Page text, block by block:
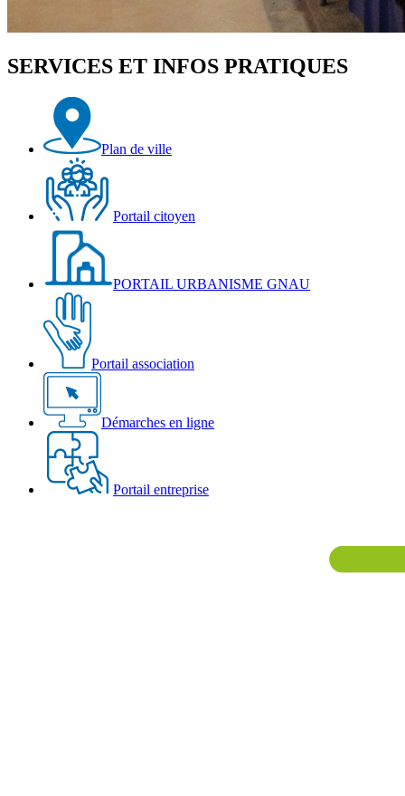
SERVICES ET INFOS PRATIQUES
Plan de ville
Portail citoyen
PORTAIL URBANISME GNAU
Portail association
Démarches en ligne
Portail entreprise